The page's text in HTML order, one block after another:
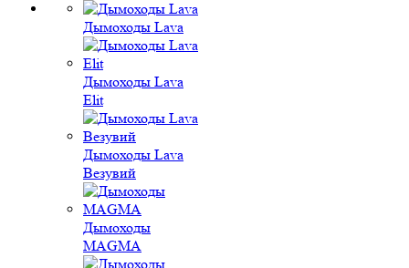
Дымоходы Lava
Дымоходы Lava
Elit
Дымоходы Lava
Везувий
Дымоходы
MAGMA